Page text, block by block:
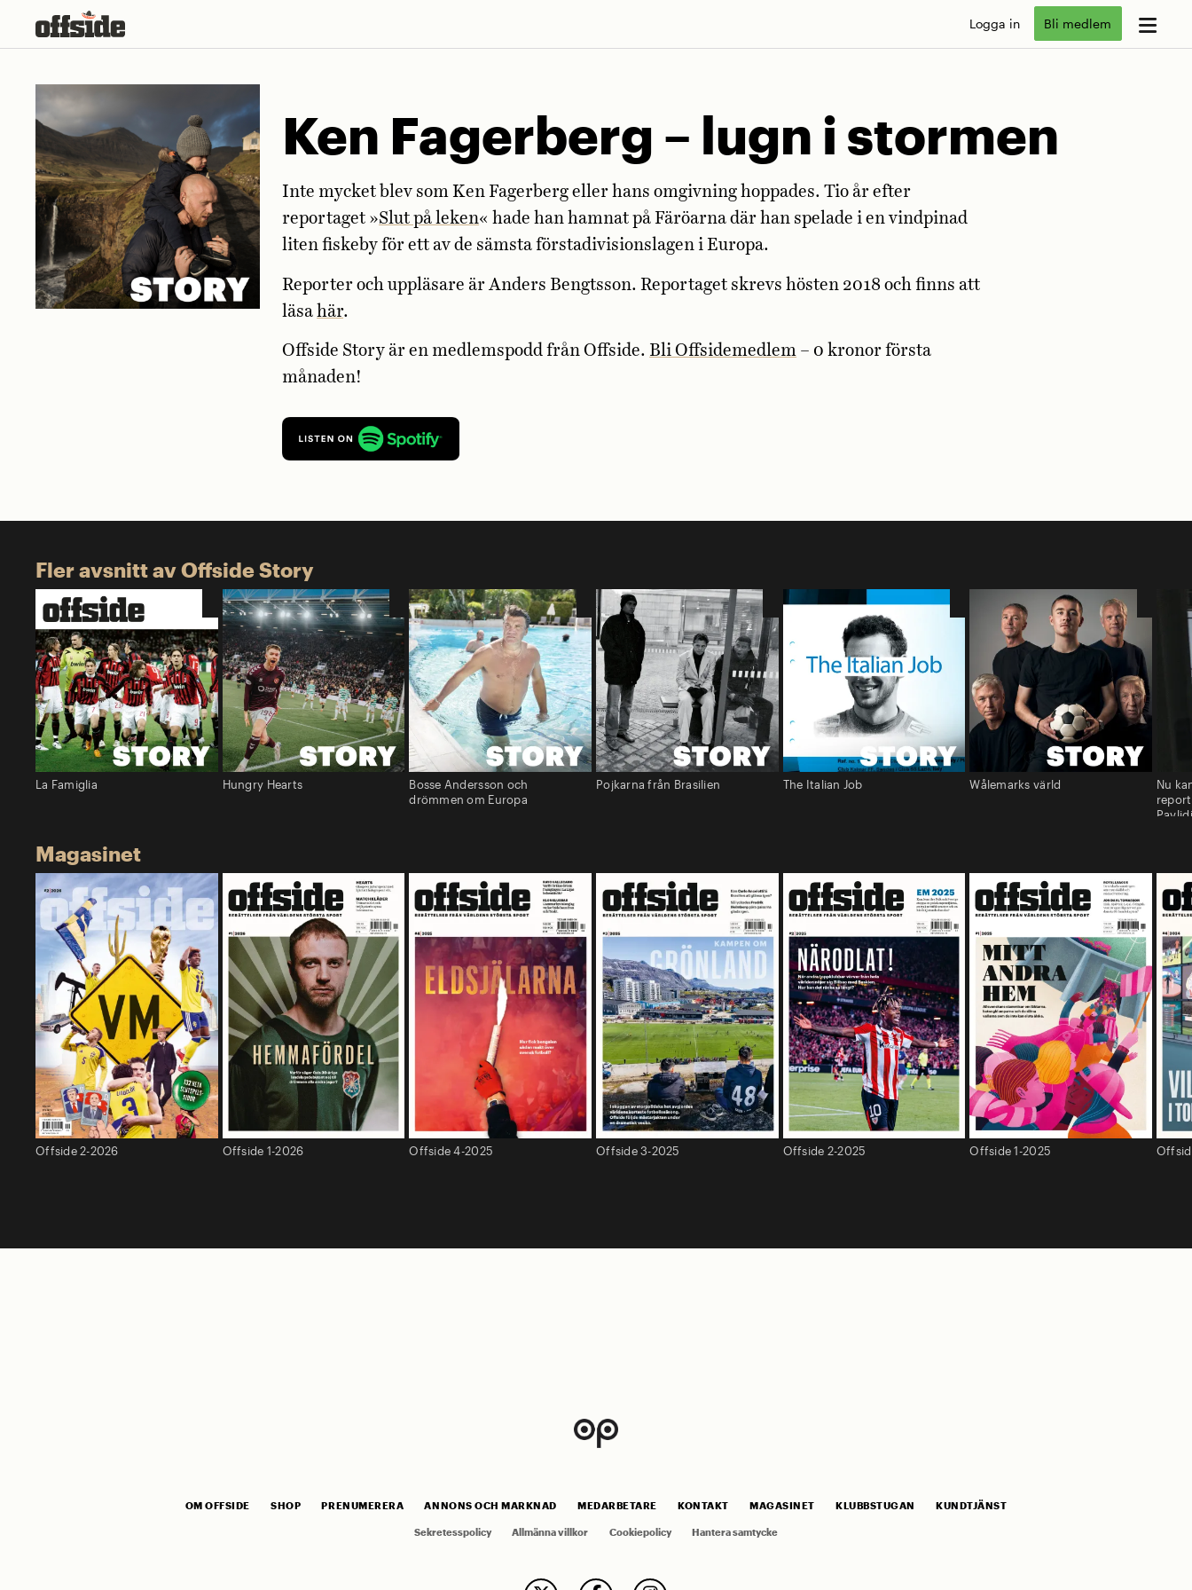
Logga in Bli medlem
Ken Fagerberg – lugn i stormen
Inte mycket blev som Ken Fagerberg eller hans omgivning hoppades. Tio år efter
reportaget »Slut på leken« hade han hamnat på Färöarna där han spelade i en vindpinad
liten fiskeby för ett av de sämsta förstadivisionslagen i Europa.
Reporter och uppläsare är Anders Bengtsson. Reportaget skrevs hösten 2018 och finns att
läsahär.
Offside Story är en medlemspodd från Offside. Bli Offsidemedlem – 0 kronor första
månaden!
Fler avsnitt av Offside Story
La Famiglia Hungry Hearts
Bosse Andersson och
drömmen om Europa
Pojkarna från Brasilien The Italian Job Wålemarks värld
Nu
Magasinet
Offside 2-2026 Offside 1-2026 Offside 4-2025 Offside 3-2025 Offside 2-2025 Offside 1-2025
OM OFFSIDE SHOP PRENUMERERA ANNONS OCH MARKNAD MEDARBETARE KONTAKT MAGASINET KLUBBSTUGAN KUNDTJÄNST
Sekretesspolicy Allmänna villkor Cookiepolicy Hantera samtycke